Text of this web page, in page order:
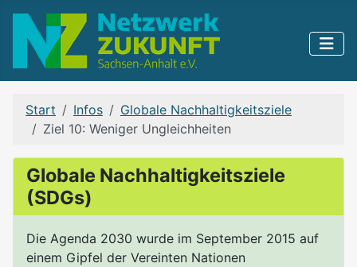
Start Infos
Globale Nachhaltigkeitsziele
Ziel 10: Weniger Ungleichheiten
Globale Nachhaltigkeitsziele
(SDGs)
Die Agenda 2030 wurde im September 2015 auf
einem Gipfel der Vereinten Nationen